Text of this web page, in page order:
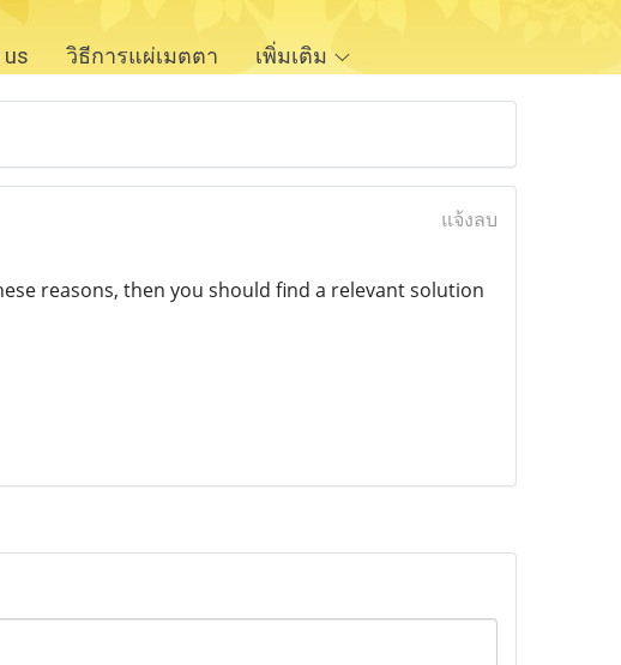
us วิธีการแผ่เมตตา เพิ่มเติม
แจ้งลบ
reasons, then you should find a relevant solution